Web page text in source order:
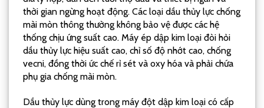
thời gian ngừng hoạt động. Các loại dầu thủy lực chống
mài mòn thông thường không bảo vệ được các hệ
thống chịu ứng suất cao. Máy ép dập kim loại đòi hỏi
dầu thủy lực hiệu suất cao, chỉ số độ nhớt cao, chống
vecni, đồng thời ức chế rỉ sét và oxy hóa và phải chứa
phụ gia chống mài mòn.
Dầu thủy lực dùng trong máy đột dập kim loại có cấp